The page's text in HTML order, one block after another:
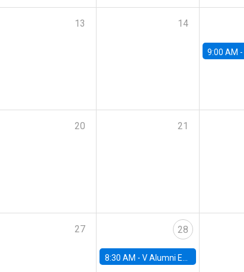
13 14
9:00 AM -
20 21
27 28
8:30 AM -V Alumni Economics Workshop